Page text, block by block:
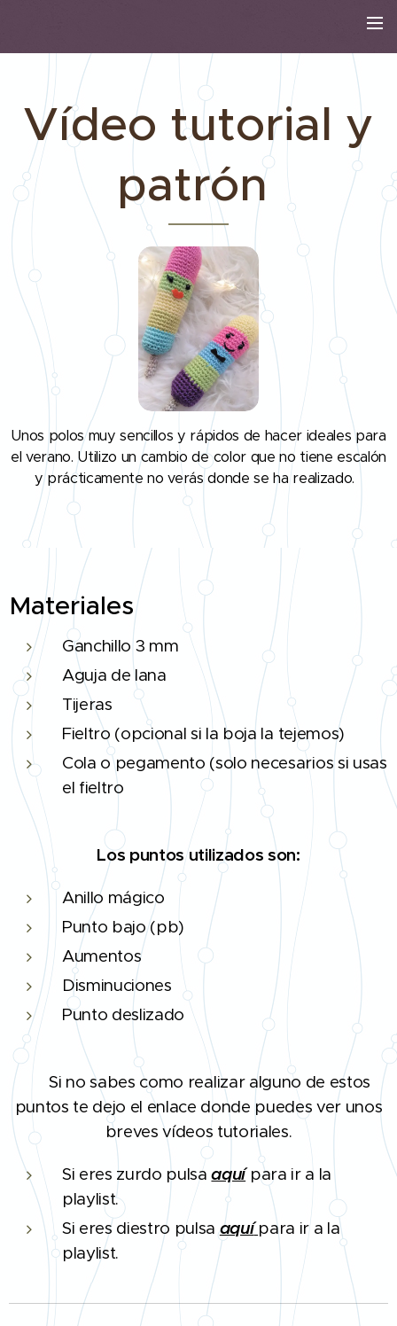
Vídeo tutorial y
patrón
Unos polos muy sencillos y rápidos de hacer ideales para
el verano. Utilizo un cambio de color que no tiene escalón
y prácticamente no verás donde se ha realizado.
Materiales
Ganchillo 3 mm
Aguja de lana
Tijeras
Fieltro (opcional si la boja la tejemos)
Cola o pegamento (solo necesarios si usas
el fieltro
Los puntos utilizados son:
Anillo mágico
Punto bajo (pb)
Aumentos
Disminuciones
Punto deslizado
❗Si no sabes como realizar alguno de estos
puntos te dejo el enlace donde puedes ver unos
breves vídeos tutoriales.
Si eres zurdo pulsaaquí para ir a la
playlist.
Si eres diestro pulsaaquí para ir a la
playlist.